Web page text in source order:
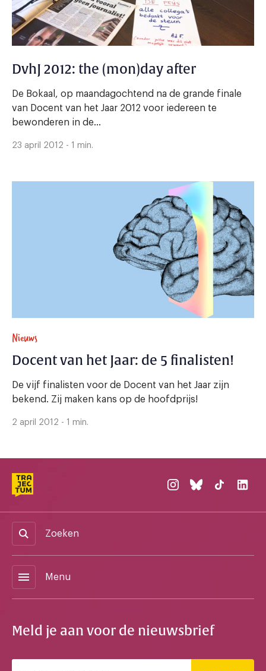
DvhJ 2012: the (mon)day after
De Bokaal, op maandagochtend na de grande finale
van Docent van het Jaar 2012 voor iedereen te
bewonderen in de...
23 april 2012 - 1 min.
Nieuws
Docent van het Jaar: de 5 finalisten!
De vijf finalisten voor de Docent van het Jaar zijn
bekend. Zij maken kans op de hoofdprijs!
2 april 2012 - 1 min.
Zoeken
menu Menu
Meld je aan voor de nieuwsbrief